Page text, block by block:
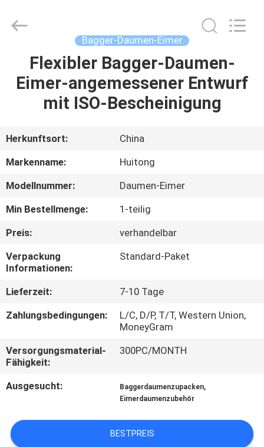
HAUSE
VR-
SHOW
ÜBER
UNS
WERKSBESICHTIGUNG
QUALITÄTSKONTROLLE
NEUIGKEITEN
BITTE UM
ANGEBOT
Bagger-Daumen-Eimer
Flexibler Bagger-Daumen-
Eimer-angemessener Entwurf
mit ISO-Bescheinigung
Herkunftsort:
China
Markenname:
Huitong
Modellnummer:
Daumen-Eimer
Min Bestellmenge:
1-teilig
Preis:
verhandelbar
Verpackung
Informationen:
Standard-Paket
Lieferzeit:
7-10 Tage
Zahlungsbedingungen:
L/C, D/P, T/T, Western Union,
MoneyGram
Versorgungsmaterial-
Fähigkeit:
300PC/MONTH
Ausgesucht: Baggerdaumenzupacken,
Eimerdaumenzubehör
BESTPREIS